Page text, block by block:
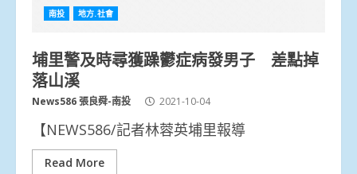
南投 地方.社會
埔里警及時尋獲躁鬱症病發男子 差點掉
落山溪
News586 張良舜-南投 2021-10-04
【NEWS586/記者林蓉英埔里報導
Read More